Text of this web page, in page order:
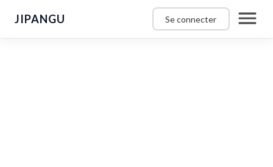
JIPANGU Se connecter